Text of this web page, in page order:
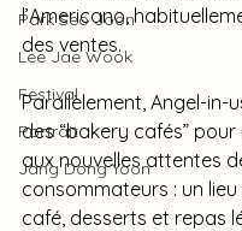
Park Seo Joon
Lee Jae Wook
Festival
Portrait
Jang Dong Yoon
l’Americano,
des ventes.
Parallèlement, Angel-in-
des “bakery cafés”
aux nouvelles attentes
consommateurs : un
café, desserts et repas